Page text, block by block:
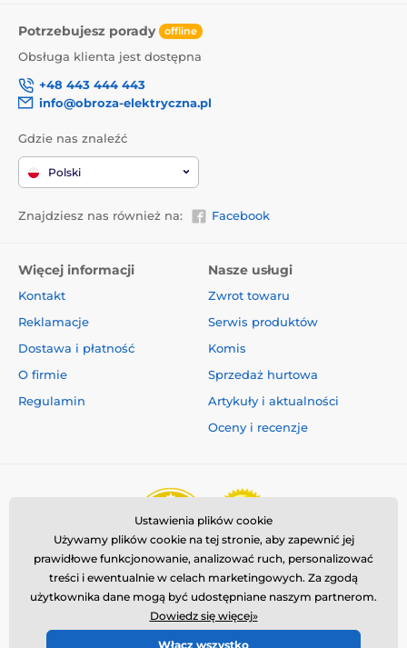
Potrzebujesz porady offline
Obsługa klienta jest dostępna
+48 443 444 443
info@obroza-elektryczna.pl
Gdzie nas znaleźć
Polski
Znajdziesz nas również na: Facebook
Więcej informacji
Kontakt
Reklamacje
Dostawa i płatność
O firmie
Regulamin
Nasze usługi
Zwrot towaru
Serwis produktów
Komis
Sprzedaż hurtowa
Artykuły i aktualności
Oceny i recenzje
Ustawienia plików cookie
Używamy plików cookie na tej stronie, aby zapewnić jej
prawidłowe funkcjonowanie, analizować ruch, personalizować
treści i ewentualnie w celach marketingowych. Za zgodą
użytkownika dane mogą być udostępniane naszym partnerom.
Dowiedz się więcej»
Włącz wszystko